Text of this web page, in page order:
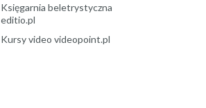
Księgarnia beletrystyczna
editio.pl
Kursy video videopoint.pl